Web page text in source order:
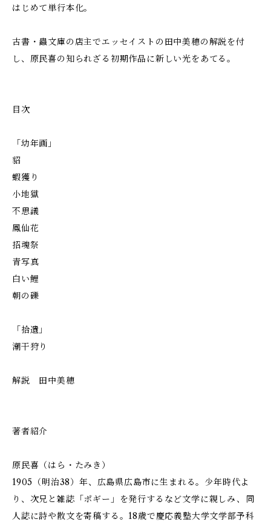
はじめて単行本化。
古書・蟲文庫の店主でエッセイストの田中美穂の解説を付
し、原民喜の知られざる初期作品に新しい光をあてる。
目次
「幼年画」
貂
蝦獲り
小地獄
不思議
鳳仙花
招魂祭
青写真
白い鯉
朝の礫
「拾遺」
潮干狩り
解説 田中美穂
著者紹介
原民喜（はら・たみき）
1905（明治38）年、広島県広島市に生まれる。少年時代よ
り、次兄と雑誌「ポギー」を発行するなど文学に親しみ、同
人誌に詩や散文を寄稿する。18歳で慶応義塾大学文学部予科